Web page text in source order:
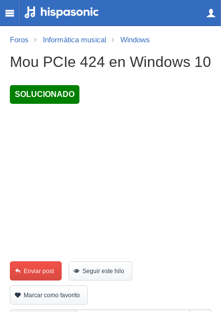
Foros Informática musical Windows
Mou PCIe 424 en Windows 10
SOLUCIONADO
Enviar post Seguir este hilo
Marcar como favorito